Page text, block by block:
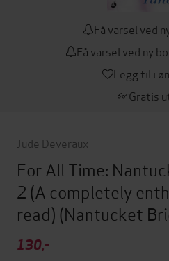
Få varsel ved
Få varsel ved ny
Legg til i
Gratis
Jude Deveraux
For All Time:
2 (A completely
read) (Nantucket
130,-